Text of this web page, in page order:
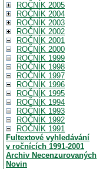
ROČNÍK 2005
ROČNÍK 2004
ROČNÍK 2003
ROČNÍK 2002
ROČNÍK 2001
ROČNÍK 2000
ROČNÍK 1999
ROČNÍK 1998
ROČNÍK 1997
ROČNÍK 1996
ROČNÍK 1995
ROČNÍK 1994
ROČNÍK 1993
ROČNÍK 1992
ROČNÍK 1991
Fultextové vyhledávání
v ročnících 1991-2001
Archiv Necenzurovaných
Novin